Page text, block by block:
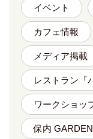
イベント
カフェ情報
メディア掲載
レストラン『
ワークショッ
保内